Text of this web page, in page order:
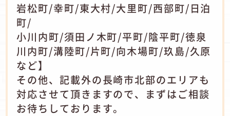
岩松町/幸町/東大村/大里町/西部町/日泊
町/
小川内町/須田ノ木町/平町/陰平町/徳泉
川内町/溝陸町/片町/向木場町/玖島/久原
など】
その他、記載外の長崎市北部のエリアも
対応させて頂きますので、まずはご相談
お待ちしております。